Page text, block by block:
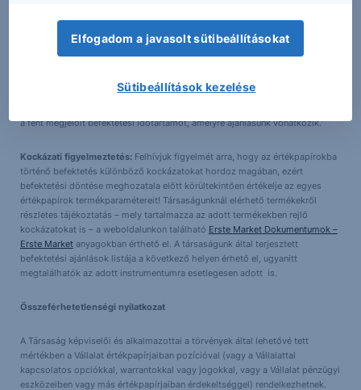
ajánlás a célárfolyam teljesüléséig, vagy a stop-loss aktiválódásáig
érvényes.
Az ajánlás tervezett aktualizálása:Társaságunk az általa korábban kiadott
a fent megjelölt befektetési időtartamot, amelyre ajánlásunk vonatkozik.
Kockázati figyelmeztetés:Felhívjuk figyelmét arra, hogy az értékpapírokba
történő befektetés különböző kockázatokat hordoz magában, ezért
befektetési döntése meghozatala előtt körültekintően értékelje az egyes
értékpapírok termékparamétereit! Társaságunknál elérhető termékekről
részletes tájékoztatás – mely tartalmazza az adott termékekben rejlő
kockázatokat is – a weboldalunkon található Erste Market Dokumentumok –
Erste Marketanyagokban érthető el. A társaságunk által terjesztett
befektetési ajánlások listája a következő helyen érhető el, ugyanitt
megtalálhatók az adott instrumentumra esetlegesen adott is.
Összeférhetetlenségi nyilatkozat
A Társaság képviselői és alkalmazottai a törvények által lehetővé tett
mértékben a Vállalat értékpapírjaiban pozícióval (vagy a Vállalattal
kapcsolatos opciókkal, warrantokkal vagy jogokkal, vagy a Vállalat pénzügyi
eszközeiben vagy más értékpapírjaiban érdekeltséggel) rendelkezhetnek.
Elfogadom a javasolt sütibeállításokat
Sütibeállítások kezelése